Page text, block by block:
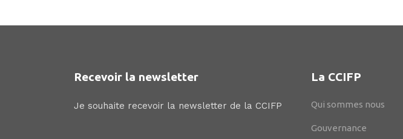
Recevoir la newsletter
Je souhaite recevoir la newsletter de la CCIFP
La CCIFP
Qui sommes nous
Gouvernance